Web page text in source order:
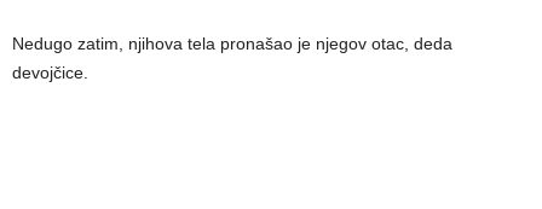
Nedugo zatim, njihova tela pronašao je njegov otac, deda
devojčice.